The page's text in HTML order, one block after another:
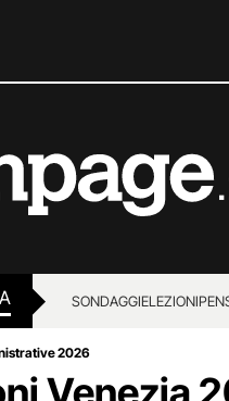
SONDAGGIELEZIONI
2026